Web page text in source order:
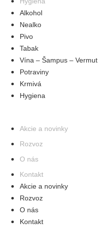
Alkohol
Nealko
Pivo
Tabak
Vína – Šampus – Vermut
Potraviny
Krmivá
Hygiena
Akcie a novinky
Rozvoz
O nás
Kontakt
Akcie a novinky
Rozvoz
O nás
Kontakt